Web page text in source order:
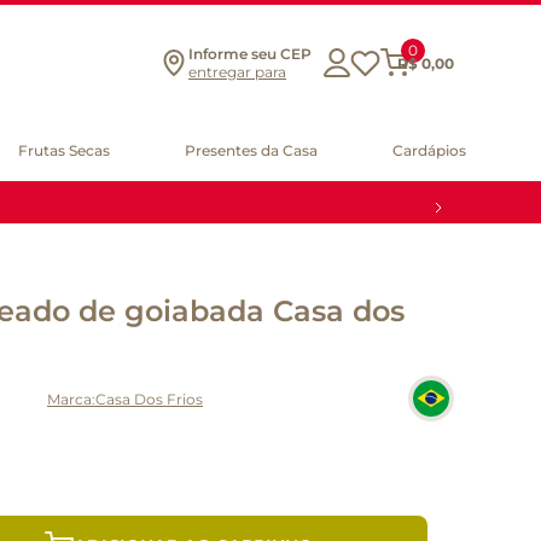
Informe seu CEP
entregar para
0
R$ 0,00
Frutas Secas Presentes da Casa Cardápios
de goiabada Casa dos
Casa Dos Frios